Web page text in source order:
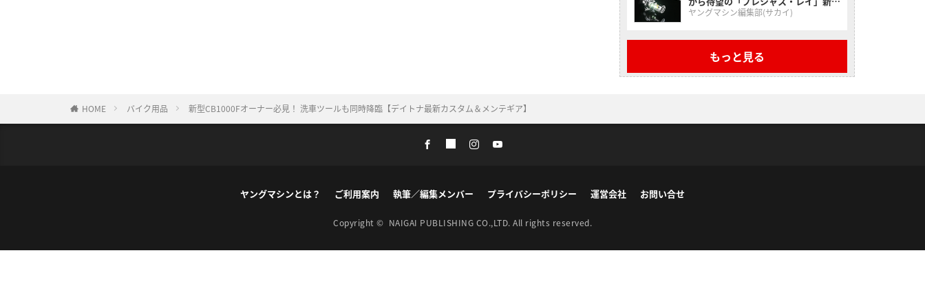
2モデルが降臨！
ヤングマシン編集部(サカイ)
もっと見る
HOME バイク用品 新型CB1000Fオーナー必見！ 洗車ツールも同時降臨【デイトナ最新カスタム＆メンテギア】
ヤングマシンとは？ ご利用案内 執筆／編集メンバー プライバシーポリシー 運営会社 お問い合せ
Copyright © NAIGAI PUBLISHING CO.,LTD. All rights reserved.